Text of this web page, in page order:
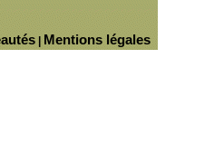
Mentions légales